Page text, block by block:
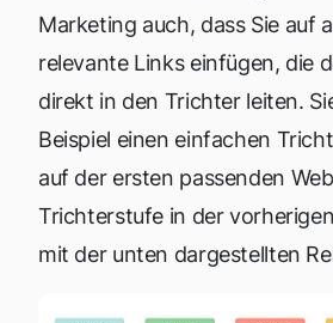
Marketing auch, dass Sie auf
relevante Links einfügen, die
direkt in den Trichter leiten.
Beispiel einen einfachen
auf der ersten passenden
Trichterstufe in der
mit der unten dargestellten